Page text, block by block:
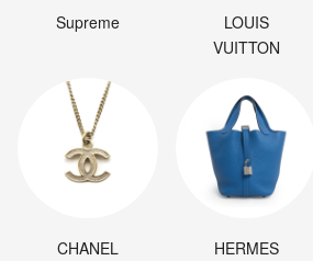
Supreme
LOUIS
VUITTON
CHANEL HERMES